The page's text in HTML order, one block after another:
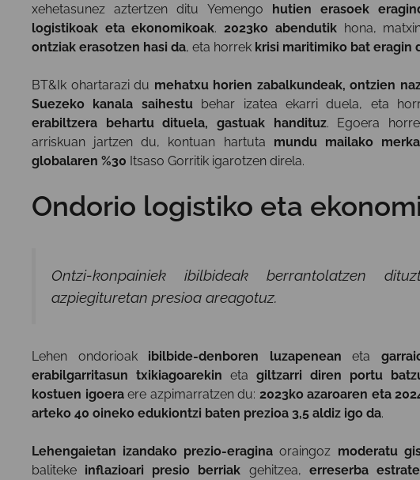
xehetasunez aztertzen ditu Yemengo hutien erasoek
logistikoak eta ekonomikoak.2023ko abendutikhona,
ontziak erasotzen hasi da, eta horrek krisi maritimiko bat eragin
BT&Ik ohartarazi du mehatxu horien zabalkundeak, ontzien
Suezeko kanala saihestubehar izatea ekarri duela, eta
erabiltzera behartu dituela, gastuak handituz. Egoera
arriskuan jartzen du, kontuan hartuta mundu mailako
globalaren %30 Itsaso Gorritik igarotzen direla.
Ondorio logistiko eta
Ontzi-konpainiek ibilbideak berrantolatzen
azpiegituretan presioa areagotuz.
Lehen ondorioak ibilbide-denboren luzapenean eta
erabilgarritasun txikiagoarekin eta giltzarri diren portu
kostuen igoeraere azpimarratzen du: 2023ko azaroaren eta
arteko 40 oineko edukiontzi baten prezioa 3,5 aldiz igo da.
Lehengaietan izandako prezio-eragina oraingoz moderatu
baliteke inflazioari presio berriak gehitzea, erreserba